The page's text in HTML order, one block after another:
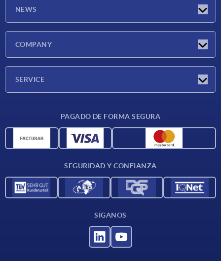
NEWS
COMPANY
SERVICE
Materiales
PAGADO DE FORMA SEGURA
SEGURIDAD Y CONFIANZA
SÍGANOS